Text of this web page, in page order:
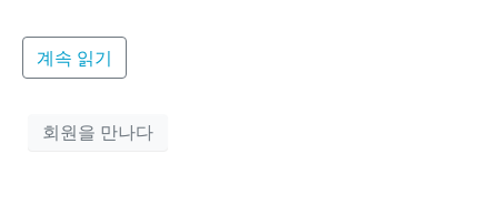
계속 읽기
회원을 만나다